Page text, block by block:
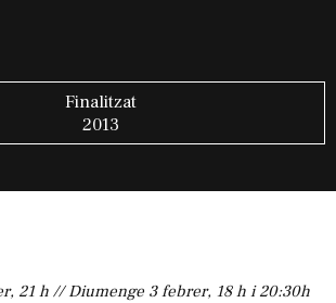
Finalitzat
2013
21 h // Diumenge 3 febrer, 18 h i 20:30h